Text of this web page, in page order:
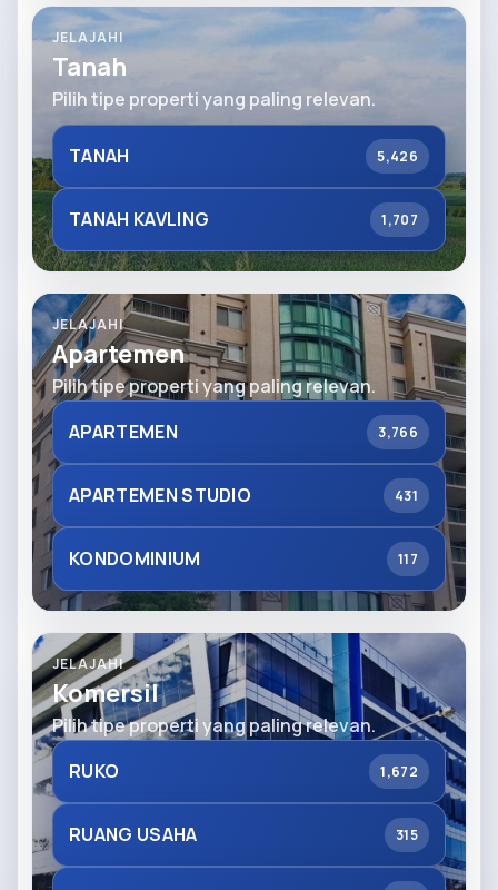
JELAJAHI
Tanah
Pilih tipe properti yang paling relevan.
TANAH 5,426
TANAH KAVLING 1,707
JELAJAHI
Apartemen
Pilih tipe properti yang paling relevan.
APARTEMEN
3,766
APARTEMEN STUDIO 431
KONDOMINIUM 117
JELAJAHI
Komersil
Pilih tipe properti yang paling relevan.
RUKO
1,672
RUANG USAHA 315